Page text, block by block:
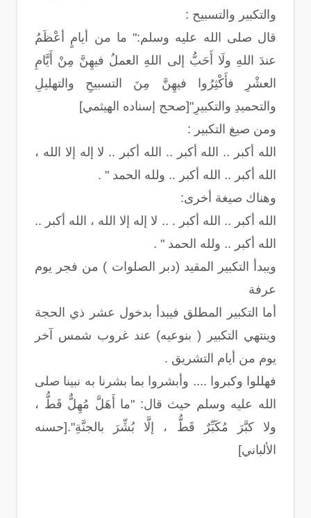
والتكبير والتسبيح :
قال صلى الله عليه وسلم:" ما من أيامٍ أعْظَمُ
عندَ اللهِ ولَا أَحَبُّ إلى اللهِ العملُ فيهِنَّ مِنْ أَيَّامِ
العشْرِ فأَكْثِرُوا فيهِنَّ مِنَ التسبيحِ والتهليلِ
والتحميدِ والتكبيرِ"[صحح إسناده الهيثمي]
ومن صيغ التكبير :
الله أكبر .. الله أكبر .. الله أكبر .. لا إله إلا الله ،
الله أكبر .. الله أكبر .. ولله الحمد " .
وهناك صيغة أخرى:
الله أكبر .. الله أكبر . .. لا إله إلا الله ، الله أكبر ..
الله أكبر .. ولله الحمد " .
ويبدأ التكبير المقيد (دبر الصلوات ) من فجر يوم
عرفة
أما التكبير المطلق فيبدأ بدخول عشر ذي الحجة
وينتهي التكبير ( بنوعيه) عند غروب شمس آخر
يوم من أيام التشريق .
فهللوا وكبروا .... وأبشروا بما بشرنا به نبينا صلى
الله عليه وسلم حيث قال: "ما أَهَلَّ مُهِلٌّ قَطُّ ،
ولا كبَّرَ مُكَبِّرٌ قَطُّ ، إلَّا بُشِّرَ بالجنَّةِ".[حسنه
الألباني]